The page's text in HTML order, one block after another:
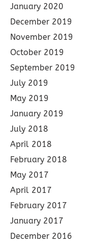
January 2020
December 2019
November 2019
October 2019
September 2019
July 2019
May 2019
January 2019
July 2018
April 2018
February 2018
May 2017
April 2017
February 2017
January 2017
December 2016